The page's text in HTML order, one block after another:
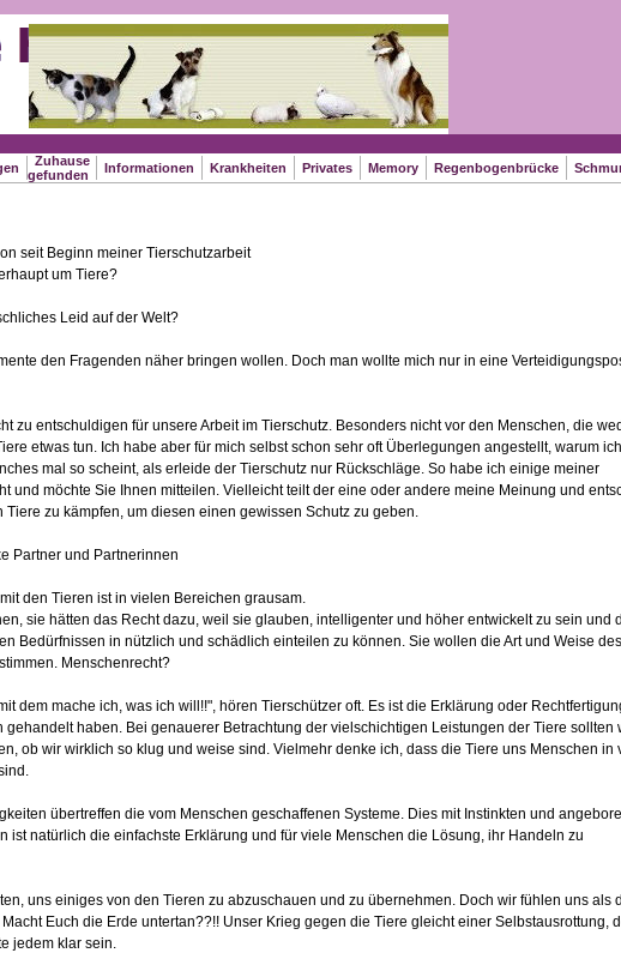
Zuhause
gefunden
Informationen Krankheiten Privates Memory Regenbogenbrücke
seit Beginn meiner Tierschutzarbeit
um Tiere?
Leid auf der Welt?
den Fragenden näher bringen wollen. Doch man wollte mich nur in eine
zu entschuldigen für unsere Arbeit im Tierschutz. Besonders nicht vor den Menschen, die
etwas tun. Ich habe aber für mich selbst schon sehr oft Überlegungen angestellt, warum
mal so scheint, als erleide der Tierschutz nur Rückschläge. So habe ich einige meiner
und möchte Sie Ihnen mitteilen. Vielleicht teilt der eine oder andere meine Meinung und
zu kämpfen, um diesen einen gewissen Schutz zu geben.
Partner und Partnerinnen
den Tieren ist in vielen Bereichen grausam.
sie hätten das Recht dazu, weil sie glauben, intelligenter und höher entwickelt zu sein und
Bedürfnissen in nützlich und schädlich einteilen zu können. Sie wollen die Art und Weise des
Menschenrecht?
dem mache ich, was ich will!!", hören Tierschützer oft. Es ist die Erklärung oder
gehandelt haben. Bei genauerer Betrachtung der vielschichtigen Leistungen der Tiere sollten
ob wir wirklich so klug und weise sind. Vielmehr denke ich, dass die Tiere uns Menschen in
übertreffen die vom Menschen geschaffenen Systeme. Dies mit Instinkten und
ist natürlich die einfachste Erklärung und für viele Menschen die Lösung, ihr Handeln zu
uns einiges von den Tieren zu abzuschauen und zu übernehmen. Doch wir fühlen uns als
Euch die Erde untertan??!! Unser Krieg gegen die Tiere gleicht einer Selbstausrottung,
jedem klar sein.